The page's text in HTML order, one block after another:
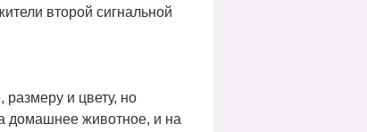
второй сигнальной
и цвету, но
домашнее животное, и на